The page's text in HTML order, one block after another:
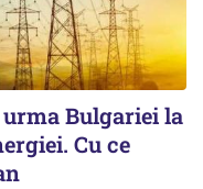
Bulgariei la
Cu ce